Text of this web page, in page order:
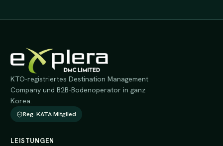
KTO-registriertes Destination Management
Company und B2B-Bodenoperator in ganz
Korea.
Reg. KATA Mitglied
LEISTUNGEN